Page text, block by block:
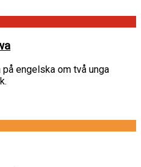
på engelska om två unga